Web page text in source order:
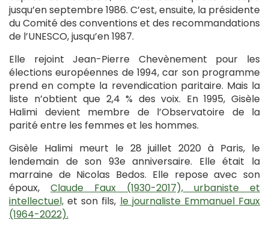
jusqu’en septembre 1986. C’est, ensuite, la présidente
du Comité des conventions et des recommandations
de l’UNESCO, jusqu’en 1987.
Elle rejoint Jean-Pierre Chevènement pour les
élections européennes de 1994, car son programme
prend en compte la revendication paritaire. Mais la
liste n’obtient que 2,4 % des voix. En 1995, Gisèle
Halimi devient membre de l’Observatoire de la
parité entre les femmes et les hommes.
Gisèle Halimi meurt le 28 juillet 2020 à Paris, le
lendemain de son 93e anniversaire. Elle était la
marraine de Nicolas Bedos. Elle repose avec son
époux, Claude Faux (1930-2017), urbaniste et
intellectuel, et son fils, le journaliste Emmanuel Faux
(1964-2022).